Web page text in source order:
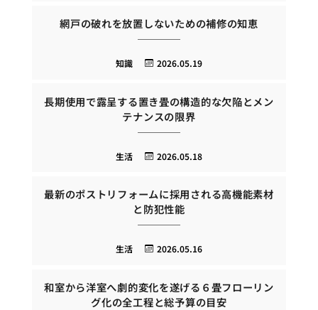
網戸の破れを放置しないための補修の知恵
2026.05.19
知識
長期使用で露呈する置き畳の構造的な欠陥とメン
テナンスの限界
2026.05.18
生活
最新のポストリフォームに採用される高機能素材
と防犯性能
2026.05.16
生活
和室から洋室へ劇的変化を遂げる６畳フローリン
グ化の全工程と総予算の目安